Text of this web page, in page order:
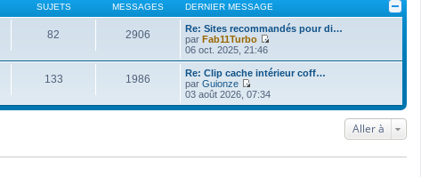
SUJETS MESSAGES DERNIER MESSAGE
82 2906
Re: Sites recommandés pour di…
par Fab11Turbo
o
i
r
d
i
06 oct. 2025, 21:46
133 1986
Re: Clip cache intérieur coff…
par Guionze
V
o
i
d
03 août 2026, 07:34
Aller à